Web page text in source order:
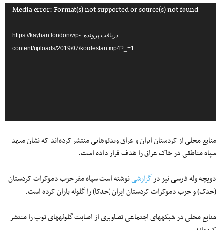
نمایشگرMedia error: Format(s) not supported or source(s) not found
دریافت پرونده: https://kayhan.london/wp-
content/uploads/2019/07/kordestan.mp4?_=1
منابع محلی از کردستان ایران و عراق ویدئوهایی منتشر کرده‌اند که نشان می‎هد
سپاه مناطقی در خاک عراق را هدف قرار داده است.
دویچه‎ وله فارسی نیز در
گزارشینوشته است سپاه مقر حزب دموکرات کردستان
(حدک) و حزب دموکرات کردستان ایران (حدکا) را گلوله باران کرده است.
منابع محلی در شبکه‎های اجتماعی تصاویری از اصابت گلوله‎های توپ را منتشر